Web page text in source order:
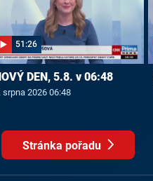
51:26
DEN, 5.8. v 06:48
srpna 2026 06:48
Stránka pořadu